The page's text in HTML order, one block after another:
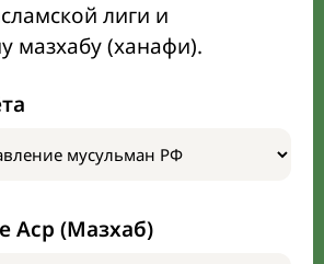
лиги и
мазхабу (ханафи).
Аср (Мазхаб)